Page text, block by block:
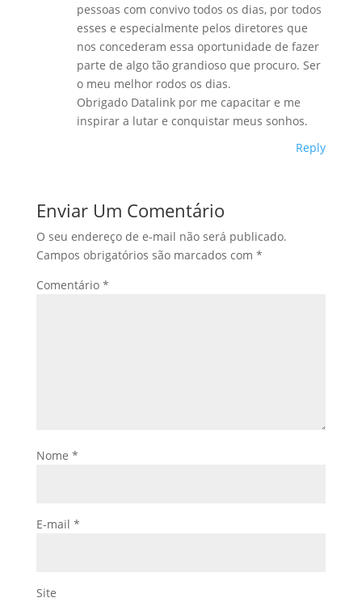
pessoas com convivo todos os dias, por todos
esses e especialmente pelos diretores que
nos concederam essa oportunidade de fazer
parte de algo tão grandioso que procuro. Ser
o meu melhor rodos os dias.
Obrigado Datalink por me capacitar e me
inspirar a lutar e conquistar meus sonhos.
Reply
Enviar Um Comentário
O seu endereço de e-mail não será publicado.
Campos obrigatórios são marcados com *
Comentário *
Nome *
E-mail *
Site